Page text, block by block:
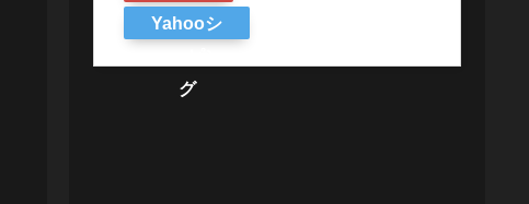
Yahooシ
グ